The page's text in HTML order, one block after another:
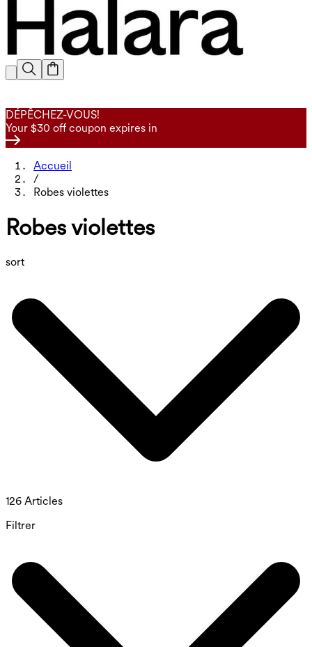
DÉPÊCHEZ-VOUS!
Your $30 off coupon expires in
Accueil
/
Robes violettes
Robes violettes
sort
126 Articles
Filtrer